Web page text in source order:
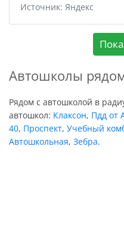
Источник: Яндекс
Автошколы
Рядом с автошколой в
автошкол: Клаксон, Пдд от
40, Проспект, Учебный
Автошкольная, Зебра.